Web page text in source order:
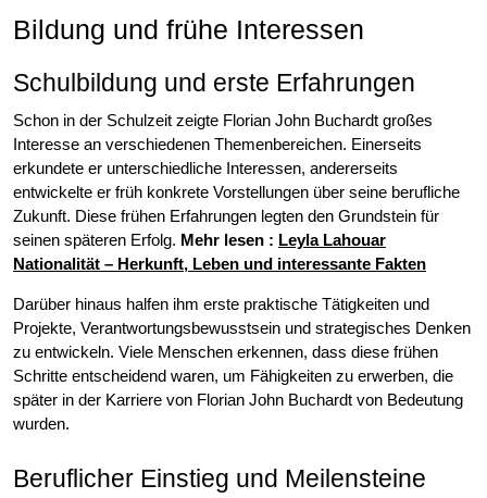
Bildung und frühe Interessen
Schulbildung und erste Erfahrungen
Schon in der Schulzeit zeigte Florian John Buchardt großes
Interesse an verschiedenen Themenbereichen. Einerseits
erkundete er unterschiedliche Interessen, andererseits
entwickelte er früh konkrete Vorstellungen über seine berufliche
Zukunft. Diese frühen Erfahrungen legten den Grundstein für
seinen späteren Erfolg. Mehr lesen : Leyla Lahouar
Nationalität – Herkunft, Leben und interessante Fakten
Darüber hinaus halfen ihm erste praktische Tätigkeiten und
Projekte, Verantwortungsbewusstsein und strategisches Denken
zu entwickeln. Viele Menschen erkennen, dass diese frühen
Schritte entscheidend waren, um Fähigkeiten zu erwerben, die
später in der Karriere von Florian John Buchardt von Bedeutung
wurden.
Beruflicher Einstieg und Meilensteine